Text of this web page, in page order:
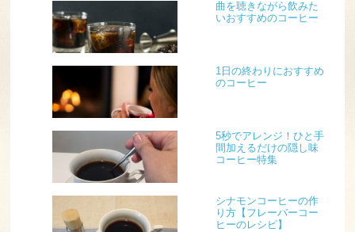
曲を聴きながら飲みた
いおすすめのコーヒー
1日の終わりにおすすめ
のコーヒー
5秒でアレンジ！ひと手
間加えるだけの隠し味
コーヒー特集
シナモンコーヒーの作
り方【フレーバーコー
ヒーのレシピ】